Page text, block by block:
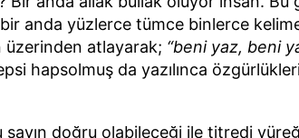
anda yüzlerce tümce binlerce
üzerinden atlayarak; “beni yaz, beni
hapsolmuş da yazılınca
savın doğru olabileceği ile titredi